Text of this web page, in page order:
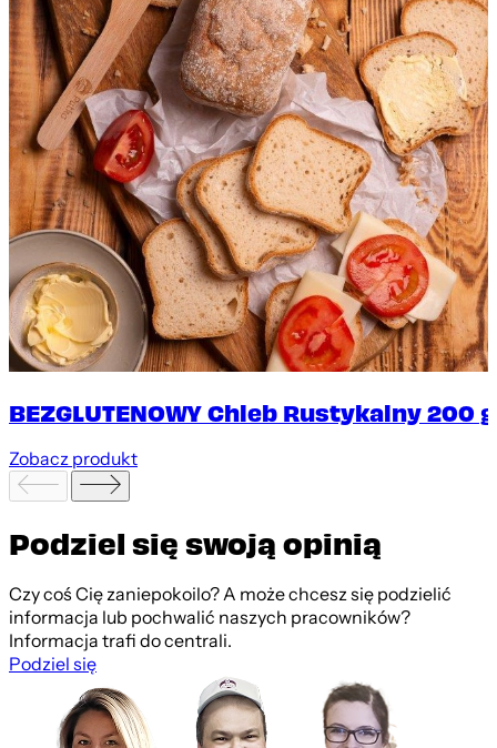
BEZGLUTENOWY Chleb Rustykalny 200 g
Zobacz produkt
Podziel się swoją opinią
Czy coś Cię zaniepokoilo? A może chcesz się podzielić
informacja lub pochwalić naszych pracowników?
Informacja trafi do centrali.
Podziel się